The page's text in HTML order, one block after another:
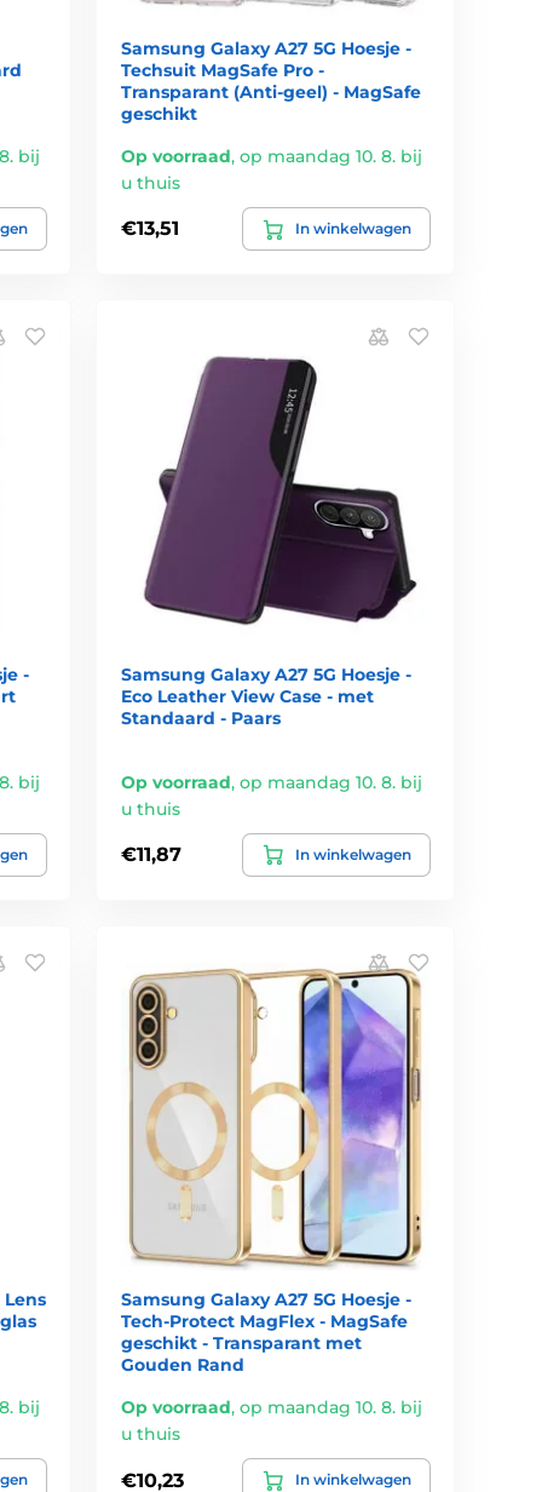
bij
Samsung Galaxy A27 5G Hoesje -
Techsuit MagSafe Pro -
Transparant (Anti-geel) - MagSafe
geschikt
Op voorraad,op maandag 10. 8. bij
u thuis
€13,51 In winkelwagen
-
bij
Samsung Galaxy A27 5G Hoesje -
Eco Leather View Case - met
Standaard - Paars
Op voorraad,op maandag 10. 8. bij
u thuis
€11,87 In winkelwagen
bij
Samsung Galaxy A27 5G Hoesje -
Tech-Protect MagFlex - MagSafe
geschikt - Transparant met
Gouden Rand
Op voorraad,op maandag 10. 8. bij
u thuis
€10,23 In winkelwagen